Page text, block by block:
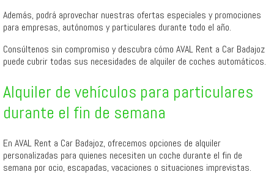
Además, podrá aprovechar nuestras ofertas especiales y promociones
para empresas, autónomos y particulares durante todo el año.
Consúltenos sin compromiso y descubra cómo AVAL Rent a Car Badajoz
puede cubrir todas sus necesidades de alquiler de coches automáticos.
Alquiler de vehículos para particulares
durante el fin de semana
En AVAL Rent a Car Badajoz, ofrecemos opciones de alquiler
personalizadas para quienes necesiten un coche durante el fin de
semana por ocio, escapadas, vacaciones o situaciones imprevistas.